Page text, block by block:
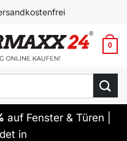
0
auf Fenster & Türen |
in